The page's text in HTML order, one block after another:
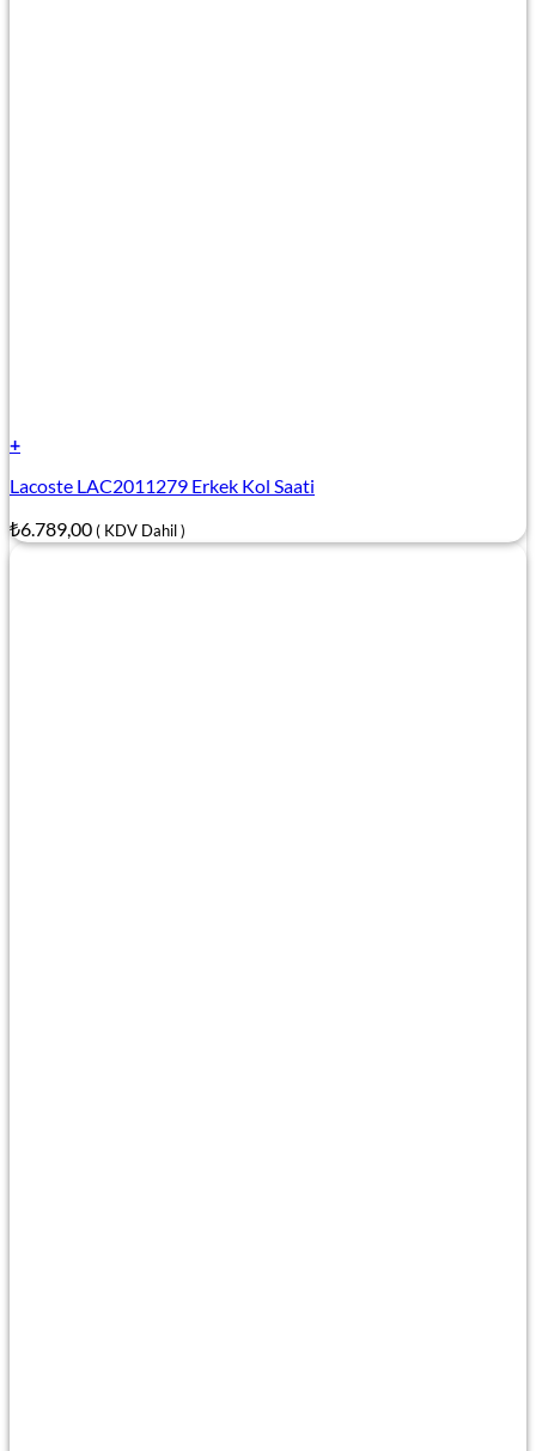
+
Lacoste LAC2011279 Erkek Kol Saati
₺6.789,00( KDV Dahil )